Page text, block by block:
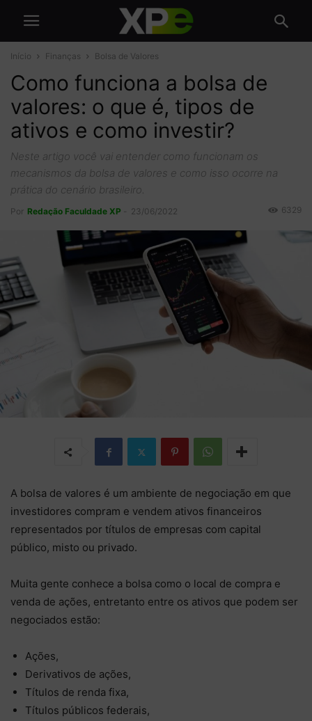
Início Finanças Bolsa de Valores
Como funciona a bolsa de
valores: o que é, tipos de
ativos e como investir?
Neste artigo você vai entender como funcionam os
mecanismos da bolsa de valores e como isso ocorre na
prática do cenário brasileiro.
Por Redação Faculdade XP 23/06/2022 6329
A bolsa de valores é um ambiente de negociação em que
investidores compram e vendem ativos financeiros
representados por títulos de empresas com capital
público, misto ou privado.
Muita gente conhece a bolsa como o local de compra e
venda de ações, entretanto entre os ativos que podem ser
negociados estão:
Ações,
Derivativos de ações,
Títulos de renda fixa,
Títulos públicos federais,